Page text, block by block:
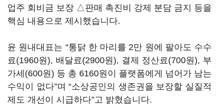
업주 회비금 보장 △판매 촉진비 강제 분담 금지 등을
핵심 내용으로 제시했습니다.
윤 원내대표는 “통닭 한 마리를 2만 원에 팔아도 수수
료(1960원), 배달료(2900원), 결제 정산료(700원), 부
가세(600원) 등 총 6160원이 플랫폼에게 넘어가 남는
수익이 없다”며 “소상공인의 생존권을 보장할 실질적
제도 개선이 시급하다”고 밝혔습니다.